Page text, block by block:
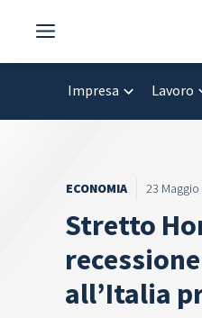
contenuto
Impresa Lavoro
ECONOMIA 23 Maggio
Stretto
all’Italia